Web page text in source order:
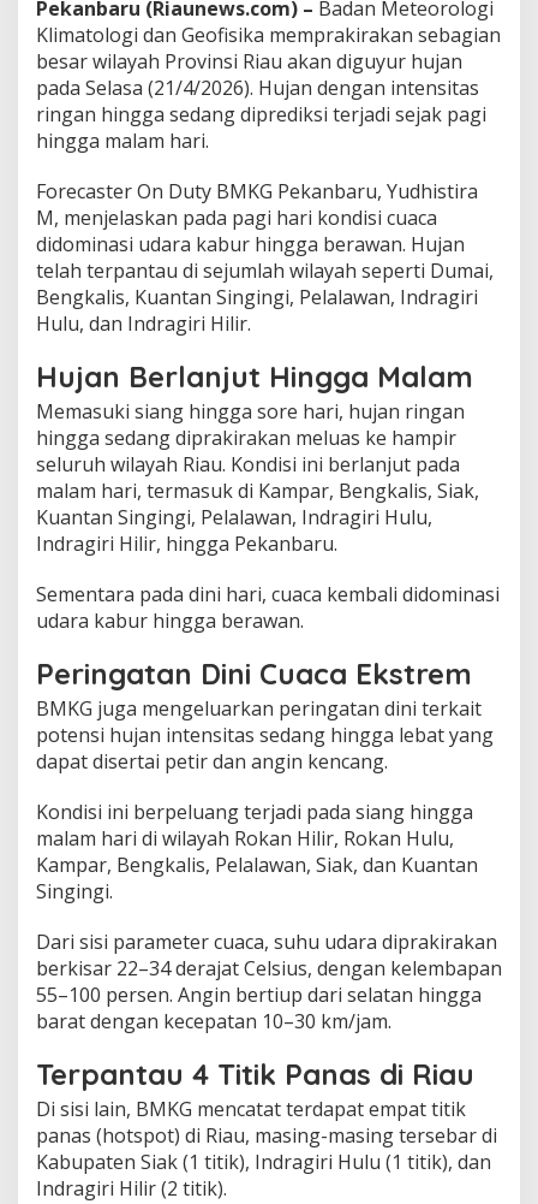
a
d
a
P
e
t
d
n
A
n
g
i
n
n
c
a
n
g
Pekanbaru (Riaunews.com) – Badan Meteorologi
Klimatologi dan Geofisika memprakirakan sebagian
besar wilayah Provinsi Riau akan diguyur hujan
pada Selasa (21/4/2026). Hujan dengan intensitas
ringan hingga sedang diprediksi terjadi sejak pagi
hingga malam hari.
Forecaster On Duty BMKG Pekanbaru, Yudhistira
M, menjelaskan pada pagi hari kondisi cuaca
didominasi udara kabur hingga berawan. Hujan
telah terpantau di sejumlah wilayah seperti Dumai,
Bengkalis, Kuantan Singingi, Pelalawan, Indragiri
Hulu, dan Indragiri Hilir.
Hujan Berlanjut Hingga Malam
Memasuki siang hingga sore hari, hujan ringan
hingga sedang diprakirakan meluas ke hampir
seluruh wilayah Riau. Kondisi ini berlanjut pada
malam hari, termasuk di Kampar, Bengkalis, Siak,
Kuantan Singingi, Pelalawan, Indragiri Hulu,
Indragiri Hilir, hingga Pekanbaru.
Sementara pada dini hari, cuaca kembali didominasi
udara kabur hingga berawan.
Peringatan Dini Cuaca Ekstrem
BMKG juga mengeluarkan peringatan dini terkait
potensi hujan intensitas sedang hingga lebat yang
dapat disertai petir dan angin kencang.
Kondisi ini berpeluang terjadi pada siang hingga
malam hari di wilayah Rokan Hilir, Rokan Hulu,
Kampar, Bengkalis, Pelalawan, Siak, dan Kuantan
Singingi.
Dari sisi parameter cuaca, suhu udara diprakirakan
berkisar 22–34 derajat Celsius, dengan kelembapan
55–100 persen. Angin bertiup dari selatan hingga
barat dengan kecepatan 10–30 km/jam.
Terpantau 4 Titik Panas di Riau
Di sisi lain, BMKG mencatat terdapat empat titik
panas (hotspot) di Riau, masing-masing tersebar di
Kabupaten Siak (1 titik), Indragiri Hulu (1 titik), dan
Indragiri Hilir (2 titik).